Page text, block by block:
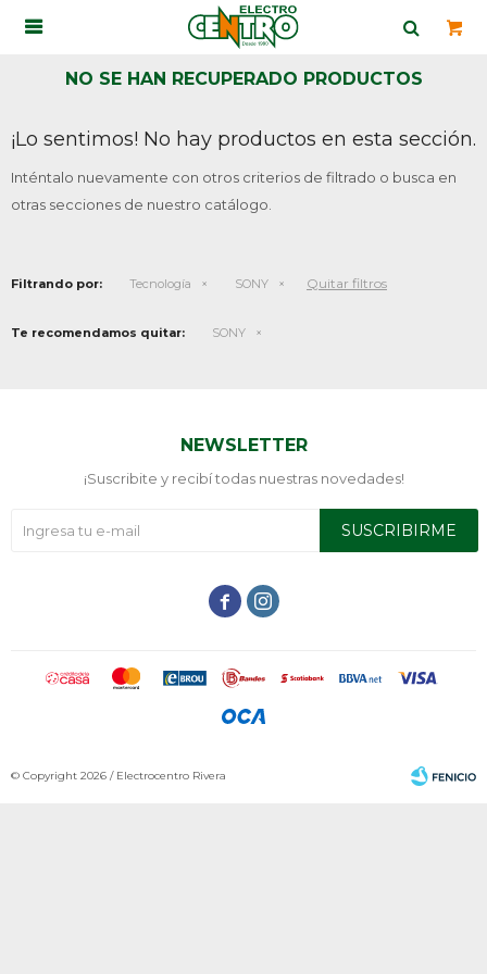

NO SE HAN RECUPERADO PRODUCTOS
¡Lo sentimos! No hay productos en esta sección.
Inténtalo nuevamente con otros criterios de filtrado o busca en
otras secciones de nuestro catálogo.
Filtrando por: Tecnología SONY Quitar filtros
Te recomendamos quitar: SONY
NEWSLETTER
¡Suscribite y recibí todas nuestras novedades!
SUSCRIBIRME
 
© Copyright 2026 / Electrocentro Rivera